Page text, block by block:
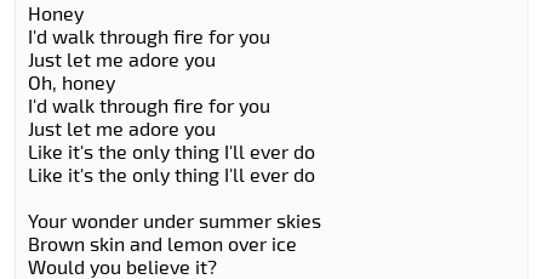
Honey
I'd walk through fire for you
Just let me adore you
Oh, honey
I'd walk through fire for you
Just let me adore you
Like it's the only thing I'll ever do
Like it's the only thing I'll ever do
Your wonder under summer skies
Brown skin and lemon over ice
Would you believe it?